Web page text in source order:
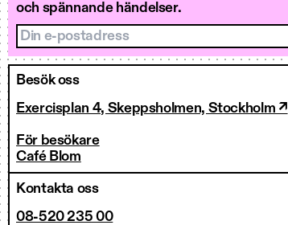
och spännande händelser.
Din e-postadress
Besök oss
Exercisplan 4, Skeppsholmen, Stockholm ↗
För besökare
Café Blom
Kontakta oss
08-520 235 00